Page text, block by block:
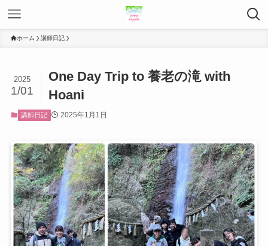
ホーム 講師日記
One Day Trip to 養老の滝 with
Hoani
2025
1/01
講師日記 2025年1月1日